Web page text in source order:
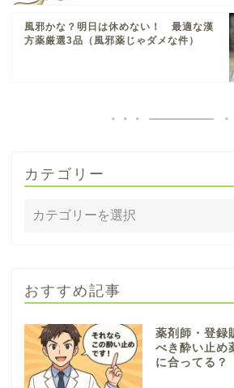
風邪かな？明日は休めない！ 最適な漢
方薬厳選3品（風邪薬じゃダメな件）
カテゴリー
おすすめ記事
薬剤師・登録
べき酔い止め
に合ってる？